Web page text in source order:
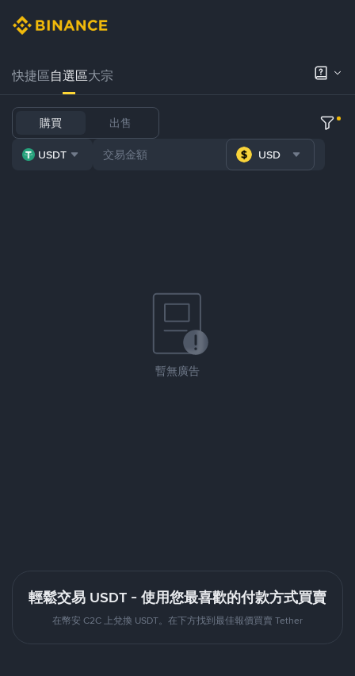
快捷區自選區大宗
購買 出售
USDT USD
暫無廣告
輕鬆交易 USDT - 使用您最喜歡的付款方式買賣
在幣安 C2C 上兌換 USDT。在下方找到最佳報價買賣 Tether